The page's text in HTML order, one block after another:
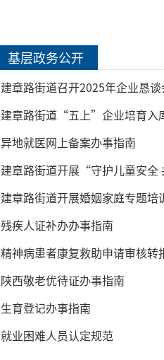
基层政务公开
建章路街道召开2025年企业恳
建章路街道“五上”企业培育入
异地就医网上备案办事指南
建章路街道开展“守护儿童安
建章路街道开展婚姻家庭专题培
残疾人证补办办事指南
精神病患者康复救助申请审核转
陕西敬老优待证办事指南
生育登记办事指南
就业困难人员认定规范